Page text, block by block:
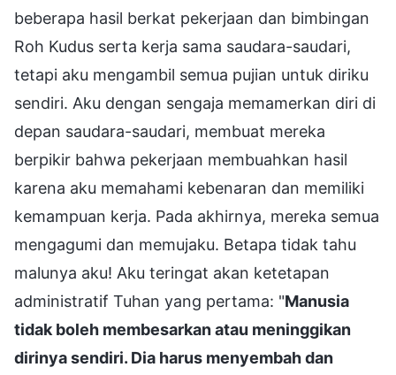
beberapa hasil berkat pekerjaan dan bimbingan
Roh Kudus serta kerja sama saudara-saudari,
tetapi aku mengambil semua pujian untuk diriku
sendiri. Aku dengan sengaja memamerkan diri di
depan saudara-saudari, membuat mereka
berpikir bahwa pekerjaan membuahkan hasil
karena aku memahami kebenaran dan memiliki
kemampuan kerja. Pada akhirnya, mereka semua
mengagumi dan memujaku. Betapa tidak tahu
malunya aku! Aku teringat akan ketetapan
administratif Tuhan yang pertama: "Manusia
tidak boleh membesarkan atau meninggikan
dirinya sendiri. Dia harus menyembah dan